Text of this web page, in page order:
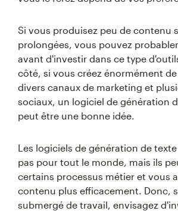
Si vous produisez peu de contenu
prolongées, vous pouvez
avant d'investir dans ce type
côté, si vous créez énormément
divers canaux de marketing et
sociaux, un logiciel de génération
peut être une bonne idée.
Les logiciels de génération de
pas pour tout le monde, mais ils
certains processus métier et vous
contenu plus efficacement. Donc,
submergé de travail, envisagez